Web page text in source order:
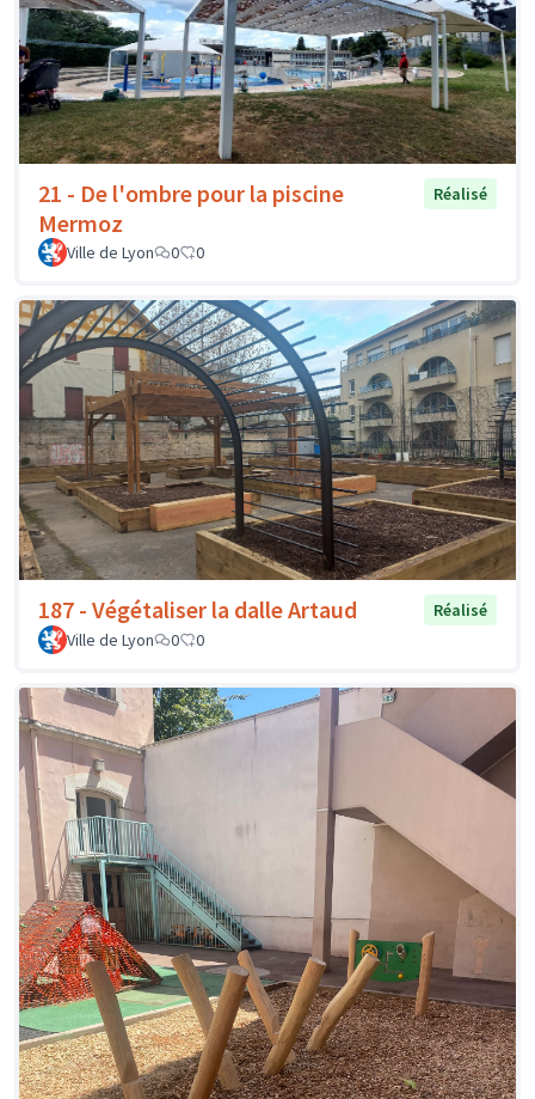
21 - De l'ombre pour la piscine
Mermoz
Réalisé
Ville de Lyon 0 0
187 - Végétaliser la dalle Artaud
Réalisé
Ville de Lyon
0 0